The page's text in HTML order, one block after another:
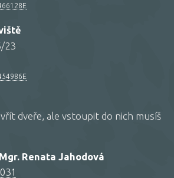
23
dveře, ale vstoupit do nich musíš
Renata Jahodová